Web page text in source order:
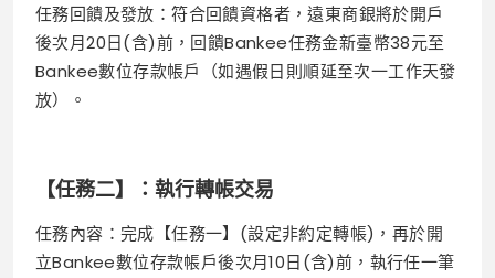
任務回饋及發放：符合回饋資格者，遠東商銀將於開⼾
後次⽉20⽇(含)前，回饋Bankee任務⾦新臺幣38元⾄
Bankee數位存款帳⼾（如遇假⽇則順延⾄次⼀⼯作天發
放）。
【任務⼆】：執⾏轉帳交易
任務內容：完成【任務⼀】(設定⾮約定轉帳)，再於開
⽴Bankee數位存款帳⼾後次⽉10⽇(含)前，執⾏任⼀筆